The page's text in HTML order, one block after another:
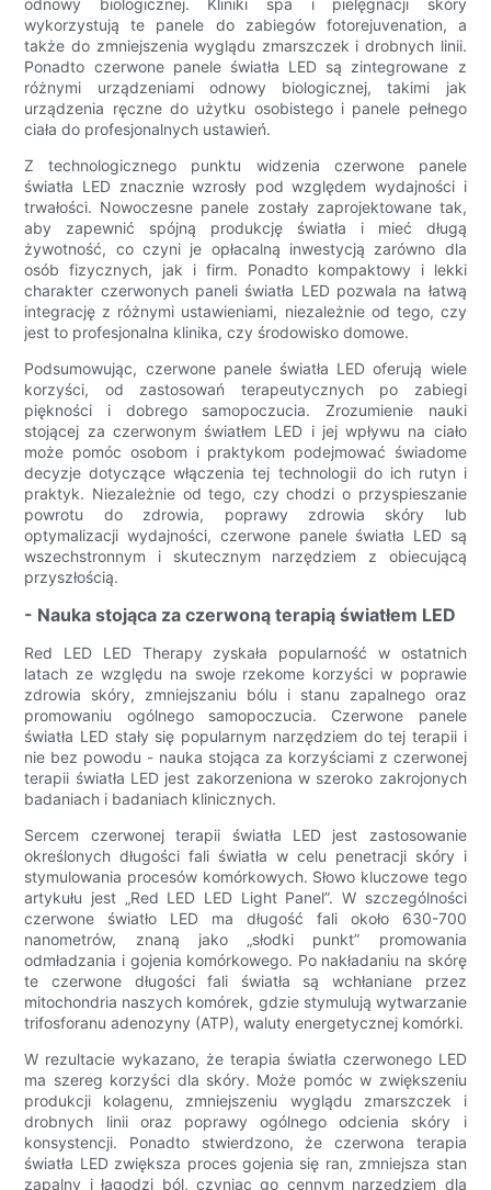
odnowy biologicznej. Kliniki spa i pielęgnacji skóry
wykorzystują te panele do zabiegów fotorejuvenation, a
także do zmniejszenia wyglądu zmarszczek i drobnych linii.
Ponadto czerwone panele światła LED są zintegrowane z
różnymi urządzeniami odnowy biologicznej, takimi jak
urządzenia ręczne do użytku osobistego i panele pełnego
ciała do profesjonalnych ustawień.
Z technologicznego punktu widzenia czerwone panele
światła LED znacznie wzrosły pod względem wydajności i
trwałości. Nowoczesne panele zostały zaprojektowane tak,
aby zapewnić spójną produkcję światła i mieć długą
żywotność, co czyni je opłacalną inwestycją zarówno dla
osób fizycznych, jak i firm. Ponadto kompaktowy i lekki
charakter czerwonych paneli światła LED pozwala na łatwą
integrację z różnymi ustawieniami, niezależnie od tego, czy
jest to profesjonalna klinika, czy środowisko domowe.
Podsumowując, czerwone panele światła LED oferują wiele
korzyści, od zastosowań terapeutycznych po zabiegi
piękności i dobrego samopoczucia. Zrozumienie nauki
stojącej za czerwonym światłem LED i jej wpływu na ciało
może pomóc osobom i praktykom podejmować świadome
decyzje dotyczące włączenia tej technologii do ich rutyn i
praktyk. Niezależnie od tego, czy chodzi o przyspieszanie
powrotu do zdrowia, poprawy zdrowia skóry lub
optymalizacji wydajności, czerwone panele światła LED są
wszechstronnym i skutecznym narzędziem z obiecującą
przyszłością.
- Nauka stojąca za czerwoną terapią światłem LED
Red LED LED Therapy zyskała popularność w ostatnich
latach ze względu na swoje rzekome korzyści w poprawie
zdrowia skóry, zmniejszaniu bólu i stanu zapalnego oraz
promowaniu ogólnego samopoczucia. Czerwone panele
światła LED stały się popularnym narzędziem do tej terapii i
nie bez powodu - nauka stojąca za korzyściami z czerwonej
terapii światła LED jest zakorzeniona w szeroko zakrojonych
badaniach i badaniach klinicznych.
Sercem czerwonej terapii światła LED jest zastosowanie
określonych długości fali światła w celu penetracji skóry i
stymulowania procesów komórkowych. Słowo kluczowe tego
artykułu jest „Red LED LED Light Panel”. W szczególności
czerwone światło LED ma długość fali około 630-700
nanometrów, znaną jako „słodki punkt” promowania
odmładzania i gojenia komórkowego. Po nakładaniu na skórę
te czerwone długości fali światła są wchłaniane przez
mitochondria naszych komórek, gdzie stymulują wytwarzanie
trifosforanu adenozyny (ATP), waluty energetycznej komórki.
W rezultacie wykazano, że terapia światła czerwonego LED
ma szereg korzyści dla skóry. Może pomóc w zwiększeniu
produkcji kolagenu, zmniejszeniu wyglądu zmarszczek i
drobnych linii oraz poprawy ogólnego odcienia skóry i
konsystencji. Ponadto stwierdzono, że czerwona terapia
światła LED zwiększa proces gojenia się ran, zmniejsza stan
zapalny i łagodzi ból, czyniąc go cennym narzędziem dla